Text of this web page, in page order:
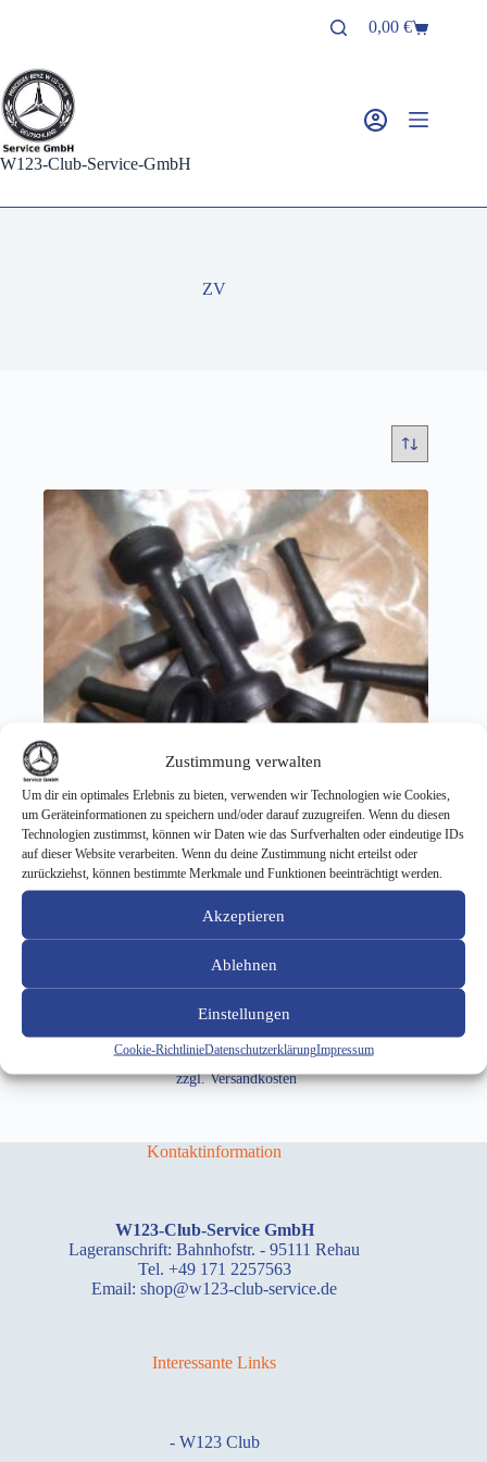
Zustimmung verwalten
Um dir ein optimales Erlebnis zu bieten, verwenden wir Technologien wie Cookies,
um Geräteinformationen zu speichern und/oder darauf zuzugreifen. Wenn du diesen
Technologien zustimmst, können wir Daten wie das Surfverhalten oder eindeutige IDs
auf dieser Website verarbeiten. Wenn du deine Zustimmung nicht erteilst oder
zurückziehst, können bestimmte Merkmale und Funktionen beeinträchtigt werden.
Akzeptieren
Ablehnen
Einstellungen
Cookie-RichtlinieDatenschutzerklärungImpressum
Warenkorb
0,00€
W123-Club-Service-GmbH
ZV
ZV-Tüllen als Reparaturlösung für das ZV-Element
10,12€
In den Warenkorb
inkl. 19 % MwSt.
zzgl.Versandkosten
Kontaktinformation
W123-Club-Service GmbH
Lageranschrift: Bahnhofstr. - 95111 Rehau
Tel. +49 171 2257563
Email: shop@w123-club-service.de
Interessante Links
- W123 Club